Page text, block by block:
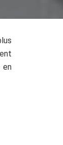
en